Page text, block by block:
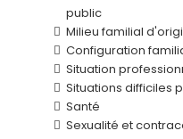
public
Milieu familial
Configuration
Situation
Situations difficiles
Santé
Sexualité et